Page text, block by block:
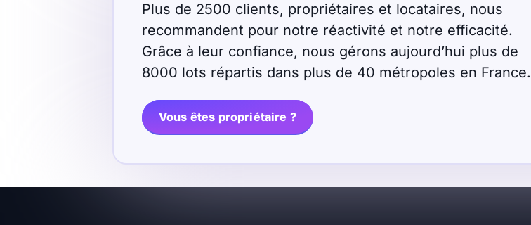
€
Plus de 2500 clients, propriétaires et locataires, nous
recommandent pour notre réactivité et notre efficacité.
Grâce à leur confiance, nous gérons aujourd’hui plus de
8000 lots répartis dans plus de 40 métropoles en France.
Vous êtes propriétaire ?